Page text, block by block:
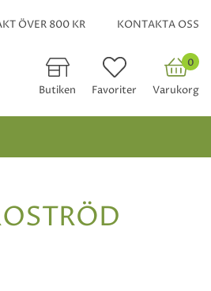
ÖVER 800 KR KONTAKTA OSS
Butiken Favoriter
0
Varukorg